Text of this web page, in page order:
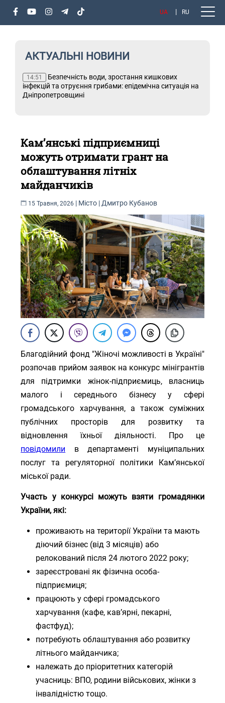
UA RU
АКТУАЛЬНІ НОВИНИ
14:51
Безпечність води, зростання кишкових
інфекцій та отруєння грибами: епідемічна ситуація на
Дніпропетровщині
Кам’янські підприємниці
можуть отримати грант на
облаштування літніх
майданчиків
15 Травня, 2026 | Місто | Дмитро Кубанов
Благодійний фонд "Жіночі можливості в Україні"
розпочав прийом заявок на конкурс мінігрантів
для підтримки жінок-підприємиць, власниць
малого і середнього бізнесу у сфері
громадського харчування, а також суміжних
публічних просторів для розвитку та
відновлення їхньої діяльності. Про це
повідомили в департаменті муніципальних
послуг та регуляторної політики Кам’янської
міської ради.
Участь у конкурсі можуть взяти громадянки
України, які:
проживають на території України та мають
діючий бізнес (від 3 місяців) або
релокований після 24 лютого 2022 року;
зареєстровані як фізична особа-
підприємиця;
працюють у сфері громадського
харчування (кафе, кав’ярні, пекарні,
фастфуд);
потребують облаштування або розвитку
літнього майданчика;
належать до пріоритетних категорій
учасниць: ВПО, родини військових, жінки з
інвалідністю тощо.